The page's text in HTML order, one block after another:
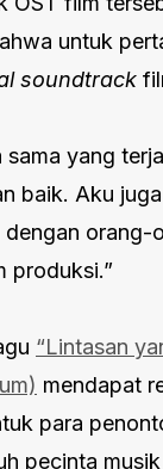
untuk
soundtrack
sama yang
baik. Aku
dengan orang-
produksi.”
“Lintasan
mendapat
para
pecinta